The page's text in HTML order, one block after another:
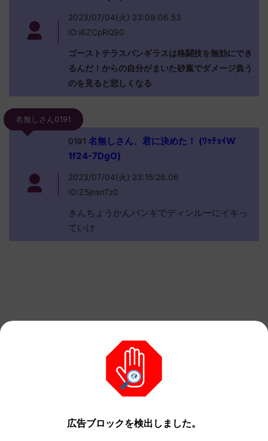
2023/07/04(火) 23:09:06.53
ID:i6ZCpRQ90
ゴーストテラスバンギラスは格闘技を無効にでき
るんだ！からの自分がまいた砂嵐でダメージ負う
のを見ると悲しくなる
名無しさん0191
0191 名無しさん、君に決めた！ (ﾜｯﾁｮｲW
1f24-7DgO)
2023/07/04(火) 23:15:26.06
ID:Z5jnsnTz0
きんちょうかんバンギでディンルーにイキっ
ていけ
広告ブロックを検出しました。